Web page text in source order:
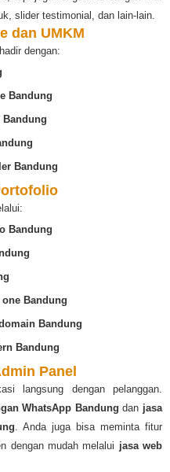
slider testimonial, dan lain-lain.
dan UMKM
dengan:
Bandung
Bandung
Bandung
Bandung
Bandung
Bandung
Panel
langsung dengan pelanggan.
WhatsApp Bandung dan jasa
. Anda juga bisa meminta fitur
dengan mudah melalui jasa web